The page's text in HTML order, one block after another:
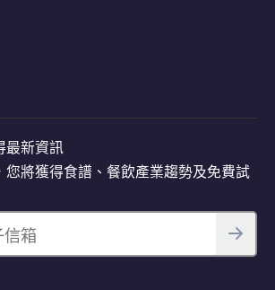
最新資訊
您將獲得食譜、餐飲產業趨勢及免費試
信箱